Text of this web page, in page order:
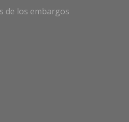
de los embargos